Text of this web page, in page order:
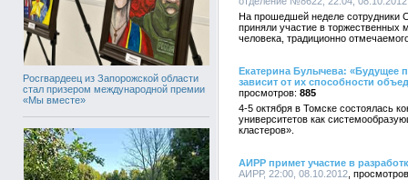
Росгвардеец из Запорожской области
стал призером международной премии
«Мы вместе»
На прошедшей неделе
приняли участие в торжественных
человека, традиционно
Екатерина Булычева: «Будущее
зависит от их способности
885
4-5 октября в Томске состоялась
университетов как
кластеров».
АИРР примет участие в
АИРР, 22:00, 08.10.2012